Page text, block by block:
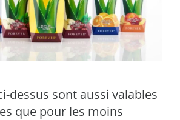
dessus sont aussi valables
que pour les moins